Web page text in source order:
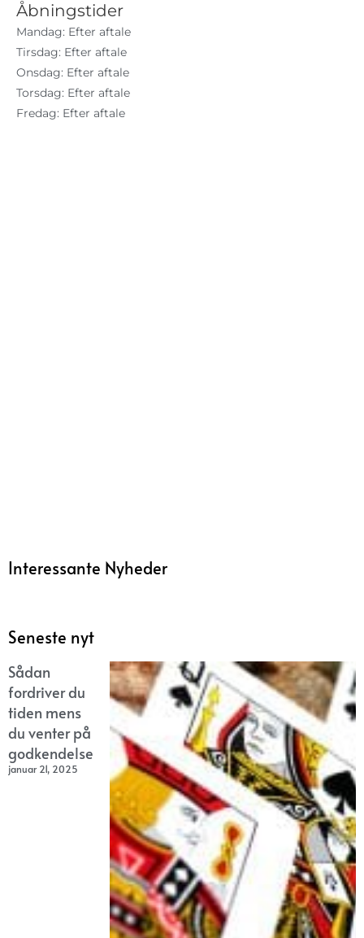
Åbningstider
Mandag: Efter aftale
Tirsdag: Efter aftale
Onsdag: Efter aftale
Torsdag: Efter aftale
Fredag: Efter aftale
Interessante Nyheder
Seneste nyt
Sådan
fordriver du
tiden mens
du venter på
godkendelse
januar 21, 2025